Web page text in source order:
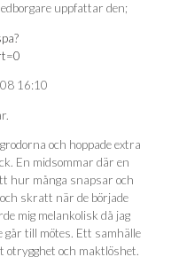
uppfattar den;
16:10
och hoppade extra
En midsommar där en
hur många snapsar och
skratt när de började
mig melankolisk då jag
går till mötes. Ett samhälle
otrygghet och maktlöshet.